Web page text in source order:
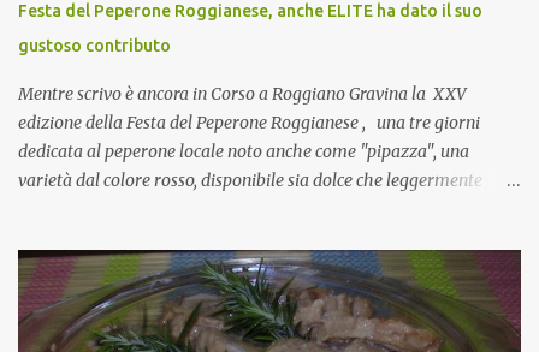
collante e anche nel lavoro riesce a creare spesso l’ambiente
favorevole per molte belle opportunità, non trovi? Cuocapercaso :
Si, concordo! …addirittura si dice...
Festa del Peperone Roggianese, anche ELITE ha dato il suo
gustoso contributo
Mentre scrivo è ancora in Corso a Roggiano Gravina la XXV
edizione della Festa del Peperone Roggianese , una tre giorni
dedicata al peperone locale noto anche come "pipazza", una
varietà dal colore rosso, disponibile sia dolce che leggermente
(Pat) della Calabria. Un ingrediente versatile in cucina, utilizzato
fresco o essiccato in ricette della tradizione o in piatti innovativi.
Durante la prima serata dell'evento abbiamo avuto prova della